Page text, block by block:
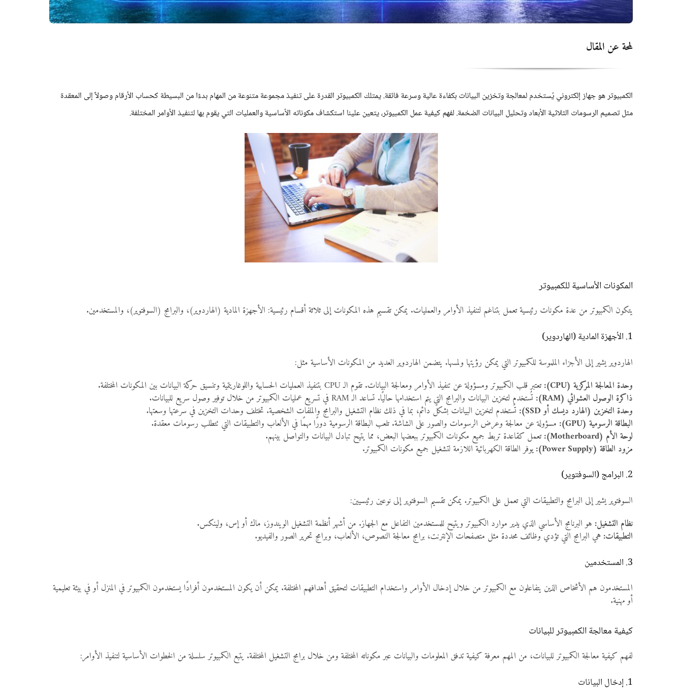
لمحة عن المقال
الكمبيوتر هو جهاز إلكتروني يُستخدم لمعالجة وتخزين البيانات بكفاءة عالية وسرعة فائقة. يمتلك الكمبيوتر القدرة على تنفيذ مجموعة متنوعة من المهام بدءًا من البسيطة كحساب الأرقام وصولاً إلى المعقدة
مثل تصميم الرسومات الثلاثية الأبعاد وتحليل البيانات الضخمة. لفهم كيفية عمل الكمبيوتر، يتعين علينا استكشاف مكوناته الأساسية والعمليات التي يقوم بها لتنفيذ الأوامر المختلفة.
المكونات الأساسية للكمبيوتر
يتكون الكمبيوتر من عدة مكونات رئيسية تعمل بتناغم لتنفيذ الأوامر والعمليات. يمكن تقسيم هذه المكونات إلى ثلاثة أقسام رئيسية: الأجهزة المادية (الهاردوير)، والبرامج (السوفتوير)، والمستخدمين.
1. الأجهزة المادية (الهاردوير)
الهاردوير يشير إلى الأجزاء الملموسة للكمبيوتر التي يمكن رؤيتها ولمسها. يتضمن الهاردوير العديد من المكونات الأساسية مثل:
وحدة المعالجة المركزية (CPU):
تعتبر قلب الكمبيوتر ومسؤولة عن تنفيذ الأوامر ومعالجة البيانات. تقوم الـ CPU بتنفيذ العمليات الحسابية واللوغاريتمية وتنسيق حركة البيانات بين المكونات المختلفة.
ذاكرة الوصول العشوائي (RAM):
تُستخدم لتخزين البيانات والبرامج التي يتم استخدامها حاليًا. تساعد الـ RAM في تسريع عمليات الكمبيوتر من خلال توفير وصول سريع للبيانات.
وحدة التخزين (الهارد ديسك أو SSD):
تُستخدم لتخزين البيانات بشكل دائم، بما في ذلك نظام التشغيل والبرامج والملفات الشخصية. تختلف وحدات التخزين في سرعتها وسعتها.
البطاقة الرسومية (GPU):
مسؤولة عن معالجة وعرض الرسومات والصور على الشاشة. تلعب البطاقة الرسومية دورًا مهمًا في الألعاب والتطبيقات التي تتطلب رسومات معقدة.
لوحة الأم (Motherboard):
تعمل كقاعدة تربط جميع مكونات الكمبيوتر ببعضها البعض، مما يتيح تبادل البيانات والتواصل بينهم.
مزود الطاقة (Power Supply):
يوفر الطاقة الكهربائية اللازمة لتشغيل جميع مكونات الكمبيوتر.
2. البرامج (السوفتوير)
السوفتوير يشير إلى البرامج والتطبيقات التي تعمل على الكمبيوتر. يمكن تقسيم السوفتوير إلى نوعين رئيسيين:
نظام التشغيل: هو البرنامج الأساسي الذي يدير موارد الكمبيوتر ويتيح للمستخدمين التفاعل مع الجهاز. من أشهر أنظمة التشغيل الويندوز، ماك أو إس، ولينكس.
التطبيقات: هي البرامج التي تؤدي وظائف محددة مثل متصفحات الإنترنت، برامج معالجة النصوص، الألعاب، وبرامج تحرير الصور والفيديو.
3. المستخدمين
المستخدمون هم الأشخاص الذين يتفاعلون مع الكمبيوتر من خلال إدخال الأوامر واستخدام التطبيقات لتحقيق أهدافهم المختلفة. يمكن أن يكون المستخدمون أفرادًا يستخدمون الكمبيوتر في المنزل أو في بيئة تعليمية
أو مهنية.
كيفية معالجة الكمبيوتر للبيانات
لفهم كيفية معالجة الكمبيوتر للبيانات، من المهم معرفة كيفية تدفق المعلومات والبيانات عبر مكوناته المختلفة ومن خلال برامج التشغيل المختلفة. يتبع الكمبيوتر سلسلة من الخطوات الأساسية لتنفيذ الأوامر:
1. إدخال البيانات